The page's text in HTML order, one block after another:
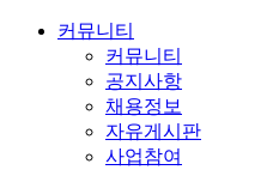
커뮤니티
커뮤니티
공지사항
채용정보
자유게시판
사업참여